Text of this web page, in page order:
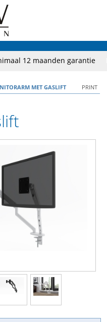
12 maanden garantie
MET GASLIFT PRINT